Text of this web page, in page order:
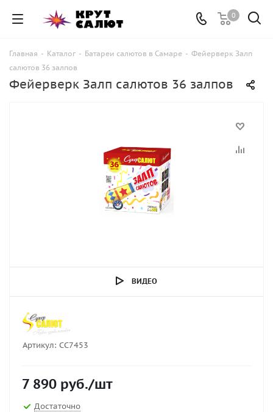
0
Главная - Каталог - Батареи салютов в Самаре - Фейерверк Залп
салютов 36 залпов
Фейерверк Залп салютов 36 залпов
ВИДЕО
Артикул: СС7453
7 890 руб./шт
Достаточно